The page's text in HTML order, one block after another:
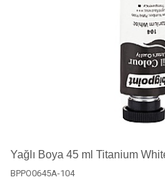
Yağlı Boya 45 ml Titanium
BPPO0645A-104